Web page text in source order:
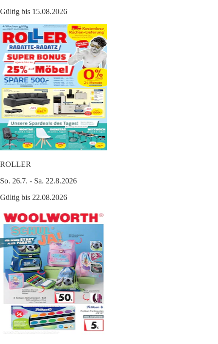
Gültig bis 15.08.2026
ROLLER
So. 26.7. - Sa. 22.8.2026
Gültig bis 22.08.2026